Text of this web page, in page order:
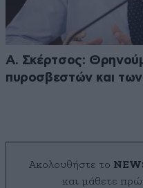
Α. Σκέρτσος:
πυροσβεστών και
Ακολουθήστε το
και μάθετε